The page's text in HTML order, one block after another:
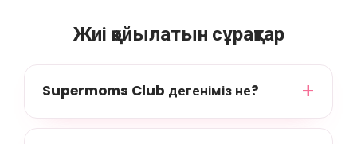
Жиі қойылатын сұрақтар
Supermoms Club дегеніміз не?